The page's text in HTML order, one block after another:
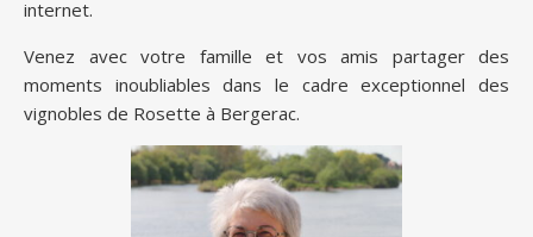
internet.
Venez avec votre famille et vos amis partager des
moments inoubliables dans le cadre exceptionnel des
vignobles de Rosette à Bergerac.